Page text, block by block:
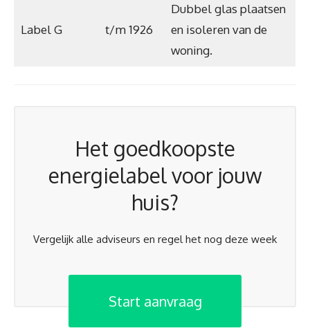
Label G t/m 1926
Dubbel glas plaatsen
en isoleren van de
woning.
Het goedkoopste
energielabel voor jouw
huis?
Vergelijk alle adviseurs en regel het nog deze week
Start aanvraag